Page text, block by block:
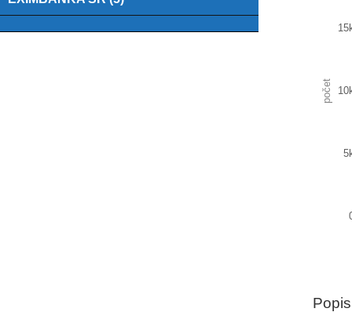
Bar
The
počet